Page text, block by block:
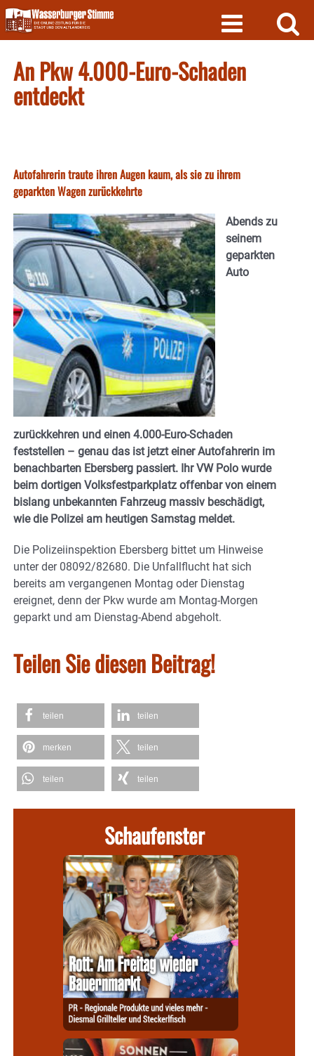
Skip
to
content
An Pkw 4.000-Euro-Schaden
entdeckt
Autofahrerin traute ihren Augen kaum, als sie zu ihrem
geparkten Wagen zurückkehrte
Abends zu
seinem
geparkten
Auto
zurückkehren und einen 4.000-Euro-Schaden
feststellen – genau das ist jetzt einer Autofahrerin im
benachbarten Ebersberg passiert. Ihr VW Polo wurde
beim dortigen Volksfestparkplatz offenbar von einem
bislang unbekannten Fahrzeug massiv beschädigt,
wie die Polizei am heutigen Samstag meldet.
Die Polizeiinspektion Ebersberg bittet um Hinweise
unter der 08092/82680. Die Unfallflucht hat sich
bereits am vergangenen Montag oder Dienstag
ereignet, denn der Pkw wurde am Montag-Morgen
geparkt und am Dienstag-Abend abgeholt.
Teilen Sie diesen Beitrag!
teilen teilen
merken teilen
teilen teilen
Schaufenster